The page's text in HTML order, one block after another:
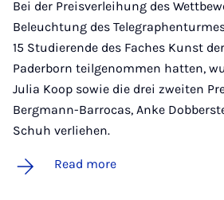
Bei der Preisverleihung des
Beleuchtung des
15 Studierende des Faches Kunst
Paderborn teilgenommen hatten,
Julia Koop sowie die drei zweiten
Bergmann-Barrocas, Anke
Schuh verliehen.
Read more